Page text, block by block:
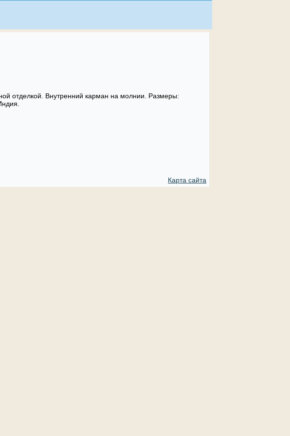
отделкой. Внутренний карман на молнии. Размеры:
Карта сайта